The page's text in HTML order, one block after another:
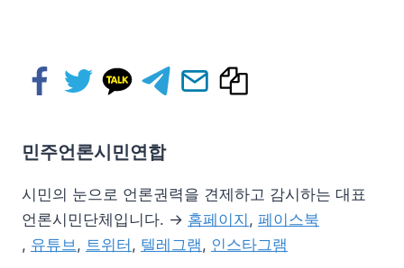
민주언론시민연합
시민의 눈으로 언론권력을 견제하고 감시하는 대표
언론시민단체입니다. → 홈페이지 , 페이스북
, 유튜브, 트위터 , 텔레그램, 인스타그램